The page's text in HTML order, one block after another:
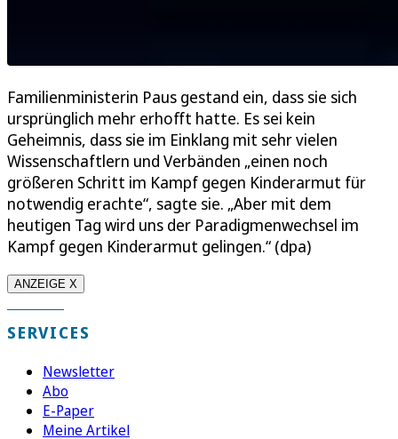
Familienministerin Paus gestand ein, dass sie sich
ursprünglich mehr erhofft hatte. Es sei kein
Geheimnis, dass sie im Einklang mit sehr vielen
Wissenschaftlern und Verbänden „einen noch
größeren Schritt im Kampf gegen Kinderarmut für
notwendig erachte“, sagte sie. „Aber mit dem
heutigen Tag wird uns der Paradigmenwechsel im
Kampf gegen Kinderarmut gelingen.“ (dpa)
ANZEIGE X
SERVICES
Newsletter
Abo
E-Paper
Meine Artikel